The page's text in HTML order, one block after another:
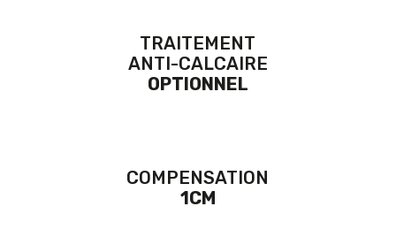
TRAITEMENT
ANTI-CALCAIRE
OPTIONNEL
COMPENSATION
1CM